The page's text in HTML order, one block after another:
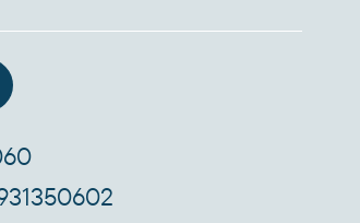
Geschikt voor
210x297 mm
241x328 mm
11 mm *Kleur